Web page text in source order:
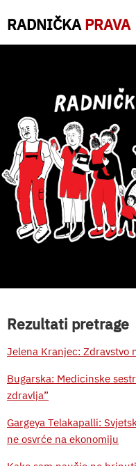
RADNIČKA PRAVA
Rezultati pretrage
Jelena Kranjec: Zdravstvo
Bugarska: Medicinske
zdravlja”
Gargeya Telakapalli:
ne osvrće na ekonomiju